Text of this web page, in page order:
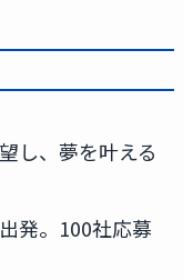
し、夢を叶える
発。100社応募